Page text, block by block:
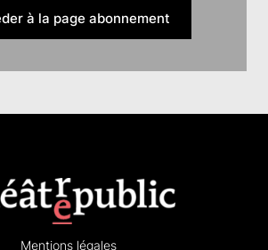
à la page abonnement
Mentions légales